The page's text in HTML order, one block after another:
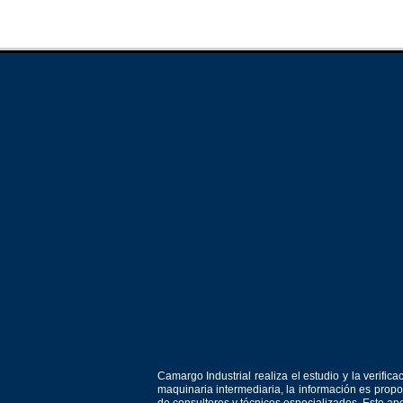
Camargo Industrial realiza el estudio y la
maquinaria intermediaria, la información es